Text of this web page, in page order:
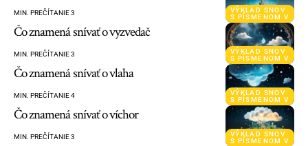
VÝKLAD SNOV
S PÍSMENOM V
MIN. PREČÍTANIE 3
VÝKLAD SNOV
S PÍSMENOM V
Čo znamená snívať o vyzvedač
MIN. PREČÍTANIE 3
VÝKLAD SNOV
S PÍSMENOM V
Čo znamená snívať o vlaha
MIN. PREČÍTANIE 4
VÝKLAD SNOV
S PÍSMENOM V
Čo znamená snívať o víchor
MIN. PREČÍTANIE 3